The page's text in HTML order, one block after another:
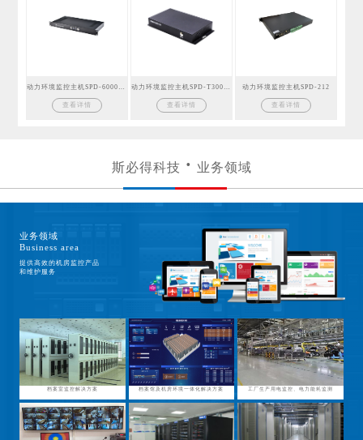
查看详情 查看详情
动力环境监控主机SPD-212
查看详情
斯必得科技 业务领域
业务领域
Business area
提供高效的机房监控产品
和维护服务
档案室监控解决方案 档案馆及机房环境一体化解决方案 工厂生产用电监控、电力能耗监测